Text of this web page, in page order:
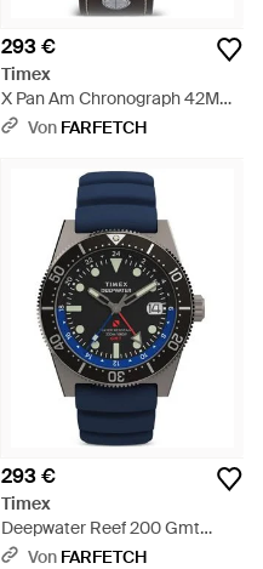
293 €
Timex
X Pan Am Chronograph 42Mm
- Blau
Von FARFETCH
293 €
Timex
Deepwater Reef 200 Gmt
Armbanduhr 41Mm - Blau
Von FARFETCH